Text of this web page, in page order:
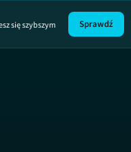
się szybszym
Sprawdź